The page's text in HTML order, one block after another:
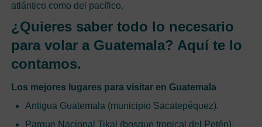
atlántico como del pacífico.
¿Quieres saber todo lo necesario
para volar a Guatemala? Aquí te lo
contamos.
Los mejores lugares para visitar en Guatemala
Antigua Guatemala (municipio Sacatepéquez).
Parque Nacional Tikal (bosque tropical del Petén).